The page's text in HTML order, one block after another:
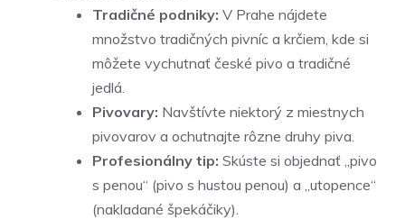
Tradičné podniky: V Prahe nájdete
množstvo tradičných pivníc a krčiem, kde si
môžete vychutnať české pivo a tradičné
jedlá.
Pivovary: Navštívte niektorý z miestnych
pivovarov a ochutnajte rôzne druhy piva.
Profesionálny tip: Skúste si objednať „pivo
s penou“ (pivo s hustou penou) a „utopence“
(nakladané špekáčiky).